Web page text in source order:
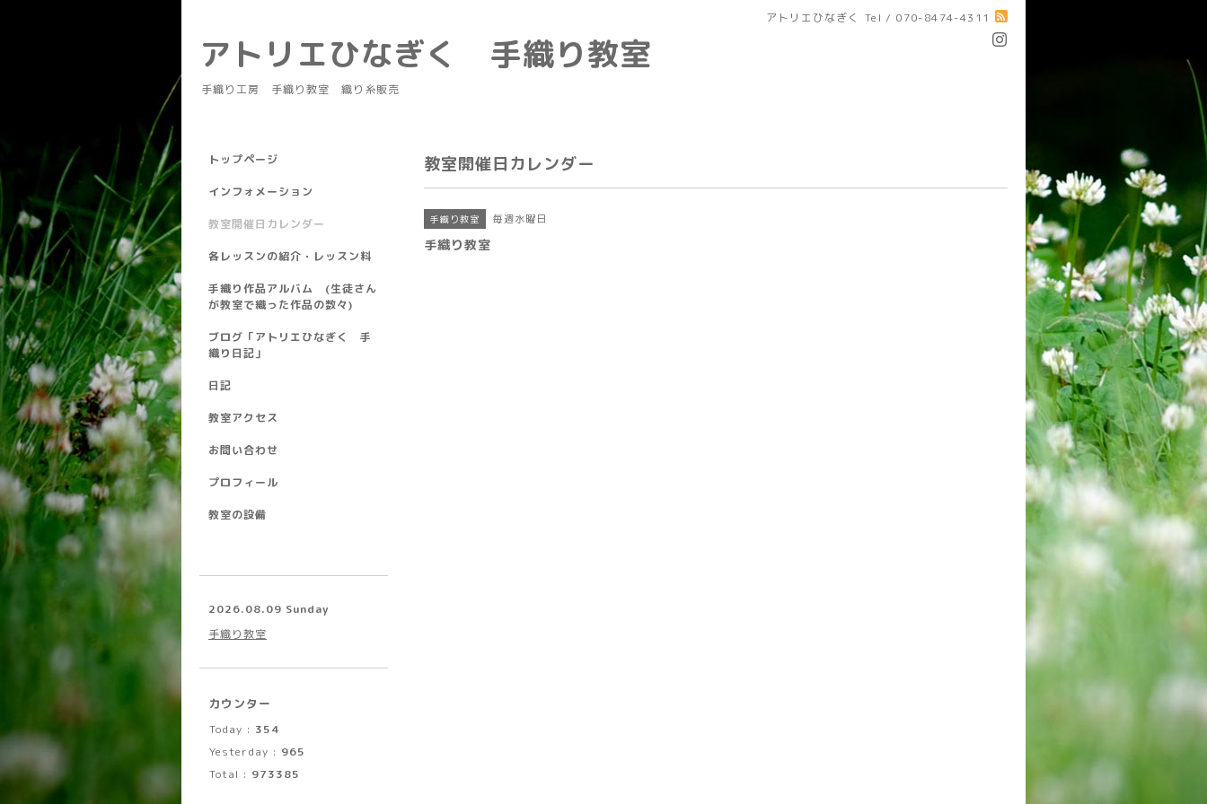
アトリエひなぎく Tel / 070-8474-4311
アトリエひなぎく 手織り教室
手織り工房 手織り教室 織り糸販売
教室開催日カレンダー
手織り教室 毎週水曜日
手織り教室
トップページ
インフォメーション
教室開催日カレンダー
各レッスンの紹介・レッスン料
手織り作品アルバム (生徒さん
が教室で織った作品の数々)
ブログ「アトリエひなぎく 手
織り日記」
日記
教室アクセス
お問い合わせ
プロフィール
教室の設備
2026.08.09 Sunday
手織り教室
カウンター
Today : 354
Yesterday : 965
Total : 973385